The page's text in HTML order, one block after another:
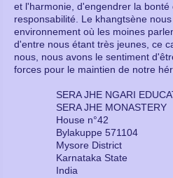
et l'harmonie, d'engendrer la
responsabilité. Le khangtsène
environnement où les moines
d'entre nous étant très jeunes, ce
nous, nous avons le sentiment
forces pour le maintien de notre
SERA JHE NGARI
SERA JHE MONASTERY
House n°42
Bylakuppe 571104
Mysore District
Karnataka State
India